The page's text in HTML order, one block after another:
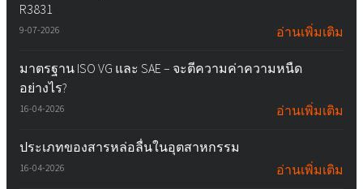
R3831
9-07-2026 อ่านเพิ่มเติม
มาตรฐาน ISO VG และ SAE – จะตีความค่าความหนืด
อย่างไร?
16-04-2026 อ่านเพิ่มเติม
ประเภทของสารหล่อลื่นในอุตสาหกรรม
16-04-2026 อ่านเพิ่มเติม